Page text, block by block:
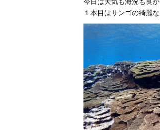
１本目はサンゴの綺麗な